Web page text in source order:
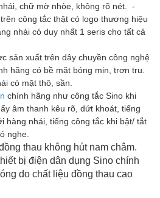
chữ mờ nhòe, không rõ nét. -
công tắc thật có logo thương hiệu
nhái có duy nhất 1 seris cho tất cả
sản xuất trên dây chuyền công nghệ
hãng có bề mặt bóng mịn, trơn tru.
có mặt thô, sần.
chính hãng như công tắc Sino khi
âm thanh kêu rõ, dứt khoát, tiếng
hàng nhái, tiếng công tắc khi bật/ tắt
nghe.
thau không hút nam châm.
bị điện dân dụng Sino chính
do chất liệu đồng thau cao